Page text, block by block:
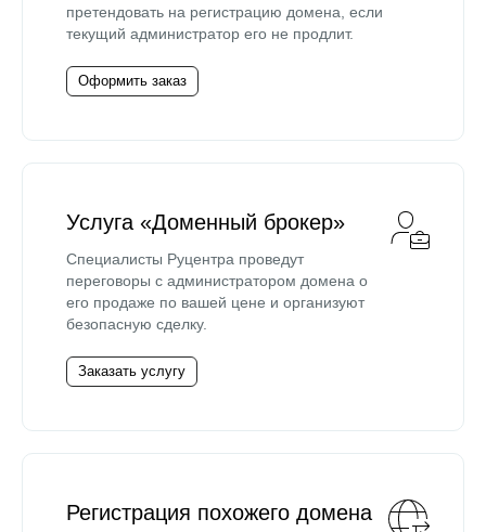
претендовать на регистрацию домена, если
текущий администратор его не продлит.
Оформить заказ
Услуга «Доменный брокер»
Специалисты Руцентра проведут
переговоры с администратором домена о
его продаже по вашей цене и организуют
безопасную сделку.
Заказать услугу
Регистрация похожего домена